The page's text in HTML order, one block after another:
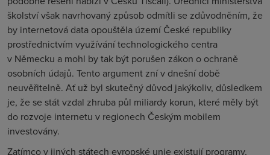
školství však navrhovaný způsob odmítli se zdůvodněním, že
by internetová data opouštěla území České republiky
prostřednictvím využívání technologického centra
v Německu a mohl by tak být porušen zákon o ochraně
osobních údajů. Tento argument zní v dnešní době
neuvěřitelně. Ať už byl skutečný důvod jakýkoliv, důsledkem
je, že se stát vzdal zhruba půl miliardy korun, které měly být
do rozvoje internetu v regionech Českým mobilem
investovány.
Zatímco v jiných státech evropské unie existují programy,